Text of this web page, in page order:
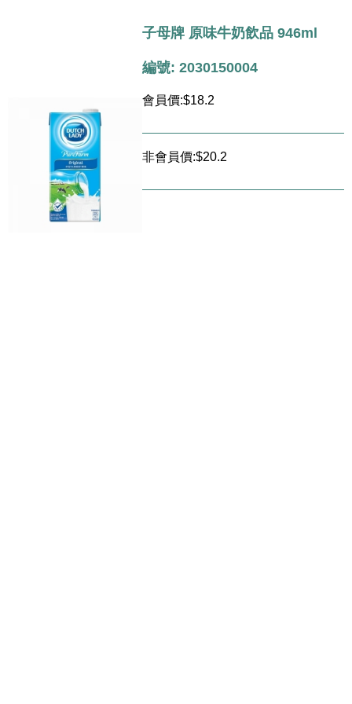
子母牌 原味牛奶飲品 946ml
編號: 2030150004
會員價:$18.2
非會員價:$20.2